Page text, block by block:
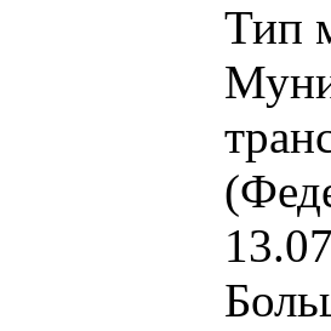
Тип